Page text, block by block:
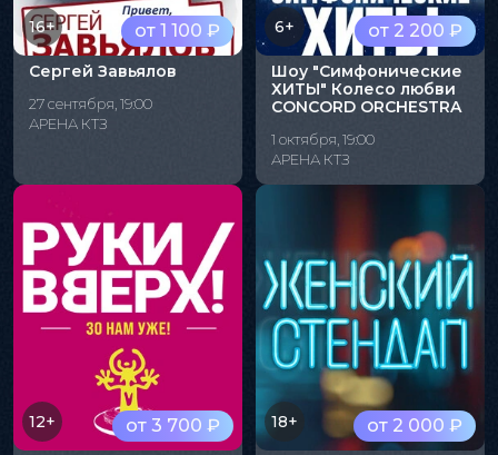
от 1 100 ₽
16+
Сергей Завьялов
27 сентября, 19:00
АРЕНА КТЗ
от 2 200 ₽
6+
Шоу "Симфонические
ХИТЫ" Колесо любви
CONCORD ORCHESTRA
1 октября, 19:00
АРЕНА КТЗ
от 3 700 ₽
12+ от 2 000 ₽
18+